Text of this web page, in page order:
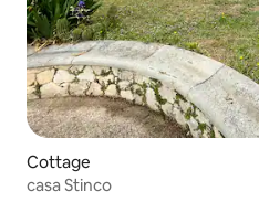
Cottage
casa Stinco